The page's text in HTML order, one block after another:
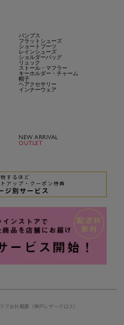
パンプス
フラットシューズ
ショートブーツ
レインシューズ
ショルダーバッグ
リュック
ストール・マフラー
キーホルダー・チャーム
帽子
ヘアクセサリー
インナーウェア
NEW ARRIVAL
OUTLET
するほど
アップ・クーポン特典
ジ別サービス
ブ 会社概要（神戸レザークロス）